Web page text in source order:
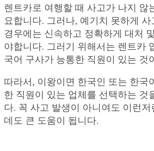
렌트카로 여행할 때 사고가 나지 않
요합니다. 그러나, 예기치 못하게
경우에는 신속하고 정확하게 대처
야합니다. 그러기 위해서는 렌트카
국어 구사가 능통한 직원이 있는 것
따라서, 이왕이면 한국인 또는 한국
한 직원이 있는 업체를 선택하는 것
다. 꼭 사고 발생이 아니여도 이런저
데도 큰 도움이 됩니다.